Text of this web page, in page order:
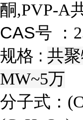
酮,PVP-A
CAS号 ：
规格 : 共聚
MW~5万
分子式： (C